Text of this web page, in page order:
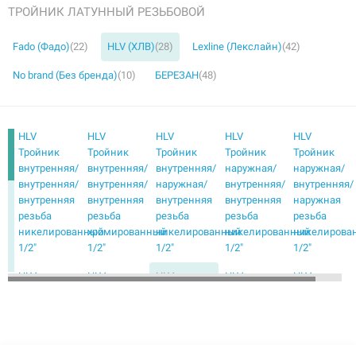
ТРОЙНИК ЛАТУННЫЙ РЕЗЬБОВОЙ
Fado (Фадо)(22) HLV (ХЛВ)(28) Lexline (Лекслайн)(42)
No brand (Без бренда)(10) БЕРЕЗАН(48)
HLV
Тройник
внутренняя/
внутренняя/
внутренняя
резьба
никелированный
1/2"
HLV
Тройник
внутренняя/
внутренняя/
внутренняя
резьба
хромированный
1/2"
HLV
Тройник
внутренняя/
наружная/
внутренняя
резьба
никелированный
1/2"
HLV
Тройник
наружная/
внутренняя/
внутренняя
резьба
никелированный
1/2"
HLV
Тройник
наружная/
внутренняя/
наружная
резьба
1/2"
HLV
HLV
HLV
HLV
HLV